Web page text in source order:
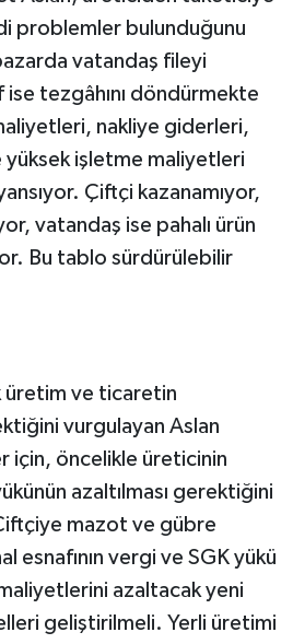
problemler bulunduğunu
vatandaş fileyi
ise tezgâhını döndürmekte
nakliye giderleri,
yüksek işletme maliyetleri
Çiftçi kazanamıyor,
vatandaş ise pahalı ürün
Bu tablo sürdürülebilir
üretim ve ticaretin
vurgulayan Aslan
için, öncelikle üreticinin
azaltılması gerektiğini
mazot ve gübre
esnafının vergi ve SGK yükü
azaltacak yeni
geliştirilmeli. Yerli üretimi